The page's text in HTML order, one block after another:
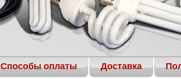
Способы оплаты Доставка